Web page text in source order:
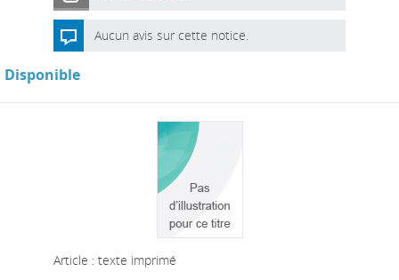
Aucun avis sur cette notice.
Disponible
Article : texte imprimé